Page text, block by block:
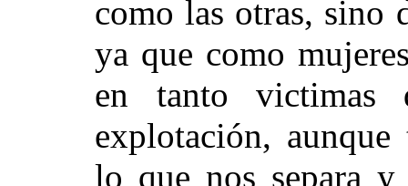
como las otras, sino
ya que como
en tanto victimas
explotación,
lo que nos separa